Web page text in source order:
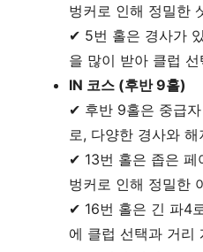
벙커로 인해 정밀한
✔ 5번 홀은 경사가
을 많이 받아 클럽
IN 코스 (후반 9홀)
✔ 후반 9홀은 중급
로, 다양한 경사와
✔ 13번 홀은 좁은 페
벙커로 인해 정밀한
✔ 16번 홀은 긴 파4
에 클럽 선택과 거리